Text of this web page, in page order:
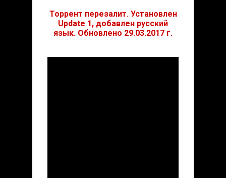
Торрент перезалит. Установлен
Update 1, добавлен русский
язык. Обновлено 29.03.2017 г.